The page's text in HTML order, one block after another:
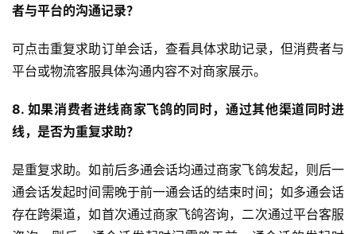
者与平台的沟通记录？
可点击重复求助订单会话，查看具体求助记录，但消费者与
平台或物流客服具体沟通内容不对商家展示。
8. 如果消费者进线商家飞鸽的同时，通过其他渠道同时进
线，是否为重复求助？
是重复求助。如前后多通会话均通过商家飞鸽发起，则后一
通会话发起时间需晚于前一通会话的结束时间；如多通会话
存在跨渠道，如首次通过商家飞鸽咨询，二次通过平台客服